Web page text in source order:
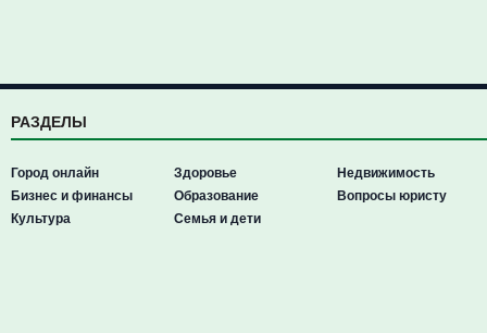
РАЗДЕЛЫ
Город онлайн
Бизнес и финансы
Культура
Здоровье
Образование
Семья и дети
Недвижимость
Вопросы юристу